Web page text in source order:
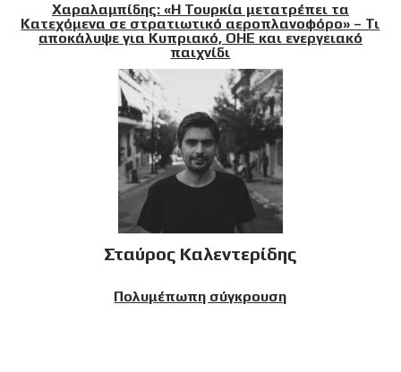
Χαραλαμπίδης: «Η Τουρκία μετατρέπει τα
Κατεχόμενα σε στρατιωτικό αεροπλανοφόρο» – Τι
αποκάλυψε για Κυπριακό, ΟΗΕ και ενεργειακό
παιχνίδι
Σταύρος Καλεντερίδης
Πολυμέπωπη σύγκρουση